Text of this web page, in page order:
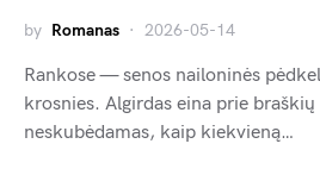
by Romanas 2026-05-14
Rankose — senos nailoninės
krosnies. Algirdas eina prie braškių
neskubėdamas, kaip kiekvieną…